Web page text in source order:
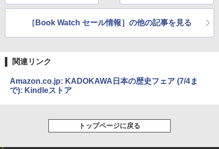
ストアで政治経済本の
のコミックエッセイ全
［Book Watch セール情報］の他の記事を見る
関連リンク
Amazon.co.jp: KADOKAWA日本の歴史フェア (7/4ま
で): Kindleストア
トップページに戻る